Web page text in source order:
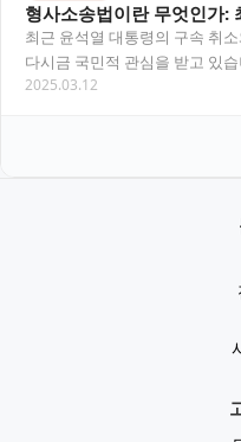
형사소송법이란 무엇인가:
최근 윤석열 대통령의 구속 취
다시금 국민적 관심을 받고 있
칙에 따라 진행되며, 이는 형사
2025.03.12